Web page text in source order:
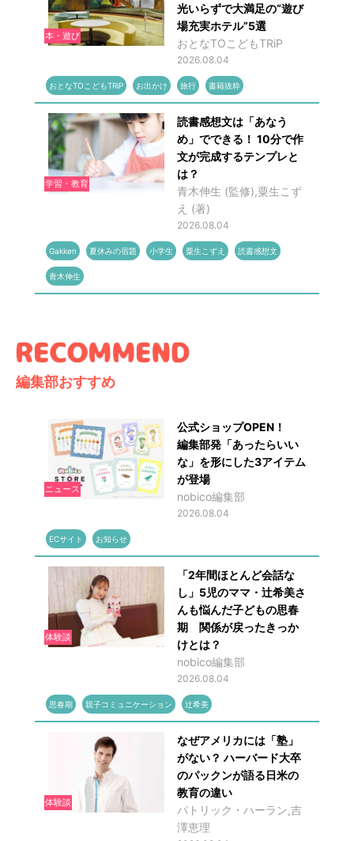
本・遊び
光いらずで大満足の“遊び
場充実ホテル”5選
おとなTOこどもTRiP
2026.08.04
おとなTOこどもTRiP お出かけ 旅行 書籍抜粋
学習・教育
読書感想文は「あなう
め」でできる！ 10分で作
文が完成するテンプレと
は？
青木伸生 (監修),粟生こず
え (著)
2026.08.04
Gakken 夏休みの宿題 小学生 粟生こずえ 読書感想文
青木伸生
編集部おすすめ
ニュース
公式ショップOPEN！
編集部発「あったらいい
な」を形にした3アイテム
が登場
nobico編集部
2026.08.04
ECサイト お知らせ
体験談
「2年間ほとんど会話な
し」5児のママ・辻希美さ
んも悩んだ子どもの思春
期 関係が戻ったきっか
けとは？
nobico編集部
2026.08.04
思春期 親子コミュニケーション 辻希美
体験談
なぜアメリカには「塾」
がない？ ハーバード大卒
のパックンが語る日米の
教育の違い
パトリック・ハーラン,吉
澤恵理